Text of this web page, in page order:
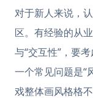
对于新人来说，
区。有经验的从
与“交互性”，要
一个常见问题是“
戏整体画风格格